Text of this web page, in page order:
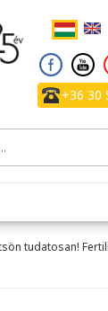
+36 30
tudatosan!